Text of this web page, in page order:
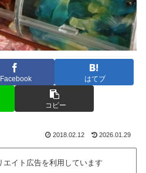
Facebook はてブ
コピー
2018.02.12 2026.01.29
エイト広告を利用しています